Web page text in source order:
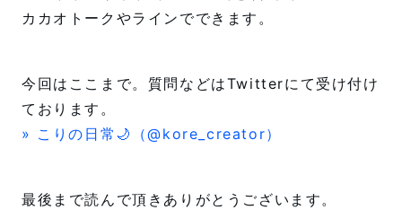
カカオトークやラインでできます。
今回はここまで。質問などはTwitterにて受け付け
ております。
» こりの日常🌙（@kore_creator）
最後まで読んで頂きありがとうございます。